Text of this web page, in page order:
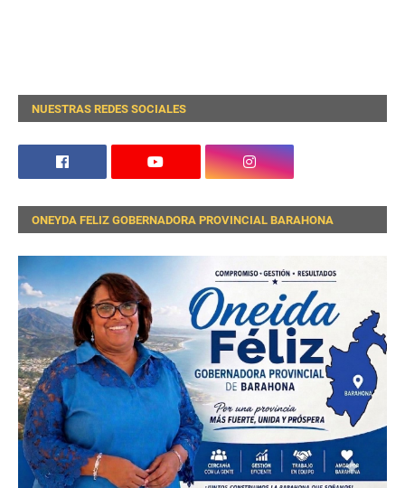
NUESTRAS REDES SOCIALES
ONEYDA FELIZ GOBERNADORA PROVINCIAL BARAHONA